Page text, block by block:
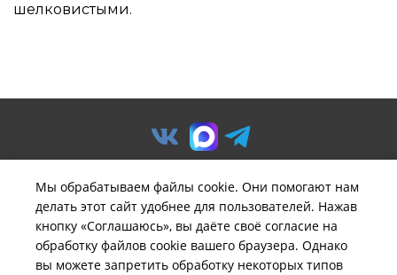
шелковистыми.
© ООО «Предприятие «Удача».
Политика обработки
персональных данных
Мы обрабатываем файлы cookie. Они помогают нам
делать этот сайт удобнее для пользователей. Нажав
кнопку «Соглашаюсь», вы даёте своё согласие на
обработку файлов cookie вашего браузера. Однако
вы можете запретить обработку некоторых типов